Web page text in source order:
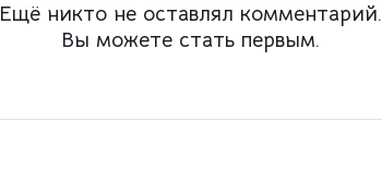
Ещё никто не оставлял комментарий.
Вы можете стать первым.